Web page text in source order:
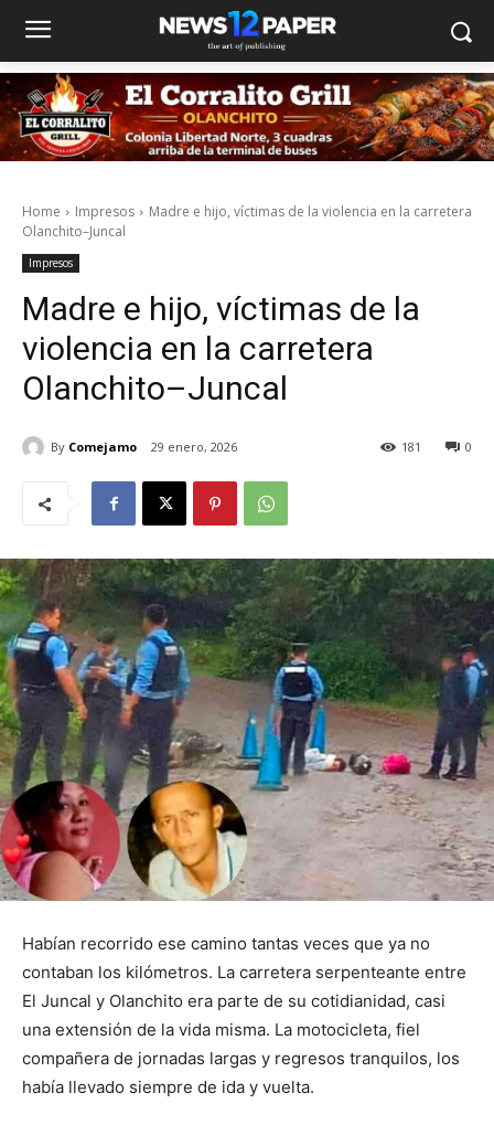
Home Impresos
Madre e hijo, víctimas de la violencia en la carretera
Olanchito–Juncal
Impresos
Madre e hijo, víctimas de la
violencia en la carretera
Olanchito–Juncal
By Comejamo 29 enero, 2026 0
181
Habían recorrido ese camino tantas veces que ya no
contaban los kilómetros. La carretera serpenteante entre
El Juncal y Olanchito era parte de su cotidianidad, casi
una extensión de la vida misma. La motocicleta, fiel
compañera de jornadas largas y regresos tranquilos, los
había llevado siempre de ida y vuelta.